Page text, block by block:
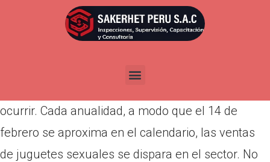
Publicada enabril 6, 2022
Urbe sobre Mexico, 14 de Febrero (SinEmbargo).-
ocurrir. Cada anualidad, a modo que el 14 de
febrero se aproxima en el calendario, las ventas
de juguetes sexuales se dispara en el sector. No